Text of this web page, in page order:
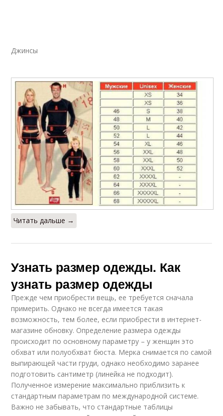
Джинсы
Читать дальше →
Узнать размер одежды. Как
узнать размер одежды
Прежде чем приобрести вещь, ее требуется сначала
примерить. Однако не всегда имеется такая
возможность, тем более, если приобрести в интернет-
магазине обновку. Определение размера одежды
происходит по основному параметру – у женщин это
обхват или полуобхват бюста. Мерка снимается по самой
выпирающей части груди, однако необходимо заранее
подготовить сантиметр (линейка не подходит).
Полученное измерение максимально приблизить к
стандартным параметрам по международной системе.
Важно не забывать, что стандартные таблицы